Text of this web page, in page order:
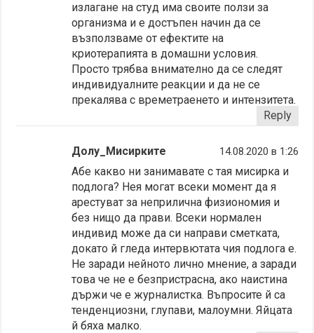
излагане на студ има своите ползи за
организма и е достъпен начин да се
възползваме от ефектите на
криотерапията в домашни условия.
Просто трябва внимателно да се следят
индивидуалните реакции и да не се
прекалява с времетраенето и интензитета.
Reply
Долу_Мисирките 14.08.2020 в 1:26
Абе какво ни занимавате с тая мисирка и
подлога? Нея могат всеки момент да я
арестуват за неприлична физиономия и
без нищо да прави. Всеки нормален
индивид може да си направи сметката,
докато й гледа интервютата чия подлога е.
Не заради нейното лично мнение, а заради
това че не е безпристрасна, ако наистина
държи че е журналистка. Въпросите й са
тенденциозни, глупави, малоумни. Яйцата
й бяха малко.